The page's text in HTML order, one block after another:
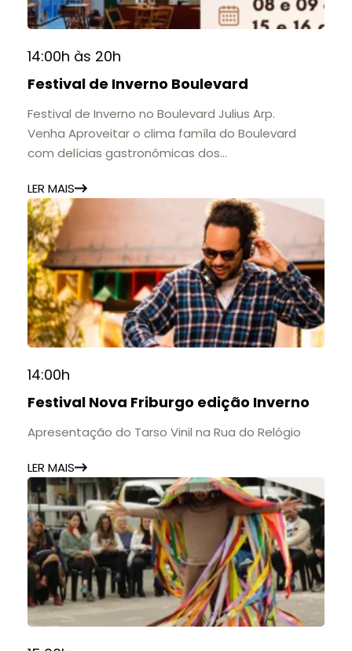
14:00h às 20h
Festival de Inverno Boulevard
Festival de Inverno no Boulevard Julius Arp.
Venha Aproveitar o clima famíla do Boulevard
com delícias gastronômicas dos
LER MAIS
14:00h
Festival Nova Friburgo edição Inverno
Apresentação do Tarso Vinil na Rua do Relógio
LER MAIS